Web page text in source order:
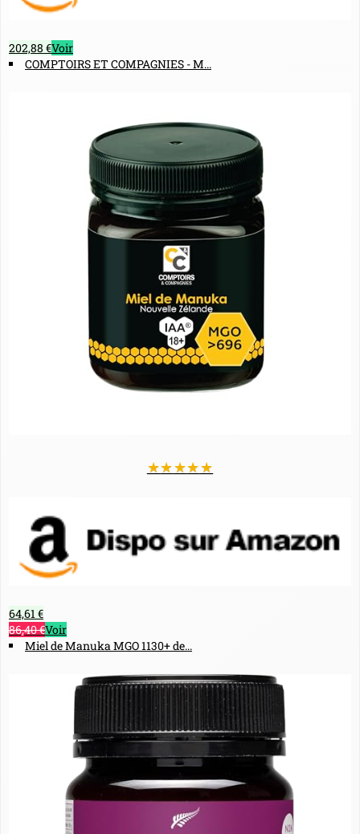
202,88 €Voir
COMPTOIRS ET COMPAGNIES - M...
★★★★★
64,61 €
86,40 €Voir
Miel de Manuka MGO 1130+ de...